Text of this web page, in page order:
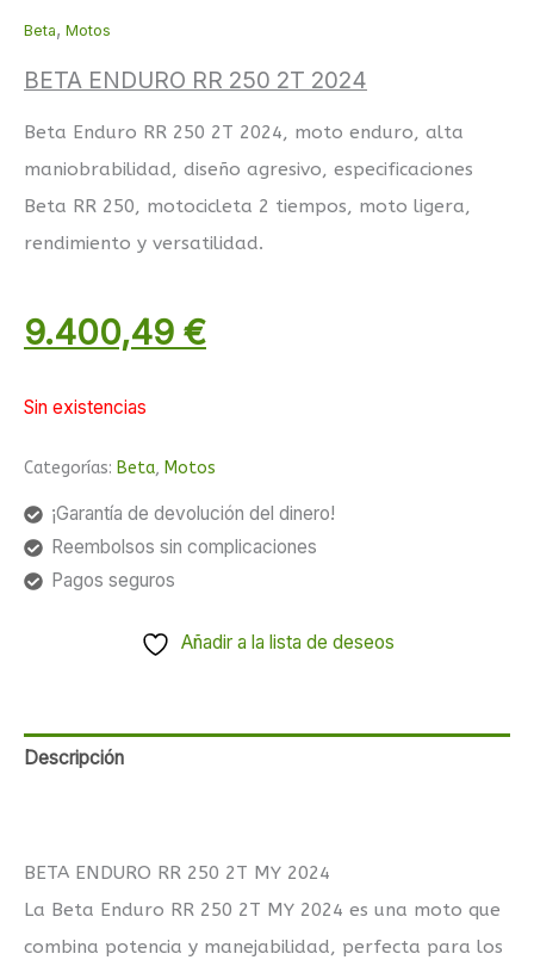
Beta, Motos
BETA ENDURO RR 250 2T 2024
Beta Enduro RR 250 2T 2024, moto enduro, alta
maniobrabilidad, diseño agresivo, especificaciones
Beta RR 250, motocicleta 2 tiempos, moto ligera,
rendimiento y versatilidad.
9.400,49 €
Sin existencias
Categorías: Beta, Motos
¡Garantía de devolución del dinero!
Reembolsos sin complicaciones
Pagos seguros
Añadir a la lista de deseos
Descripción
BETA ENDURO RR 250 2T MY 2024
La Beta Enduro RR 250 2T MY 2024 es una moto que
combina potencia y manejabilidad, perfecta para los